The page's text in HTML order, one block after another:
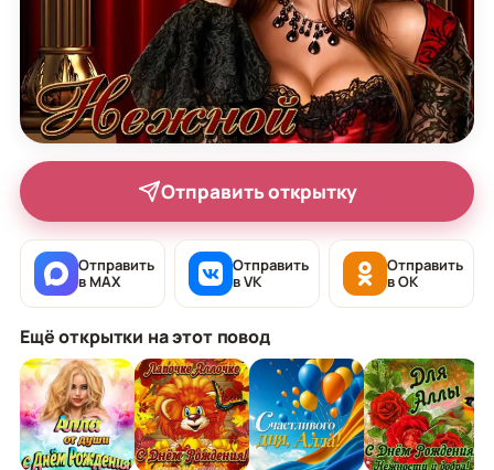
Отправить открытку
Отправить
в MAX
Отправить
в VK
Отправить
в OK
Ещё открытки на этот повод